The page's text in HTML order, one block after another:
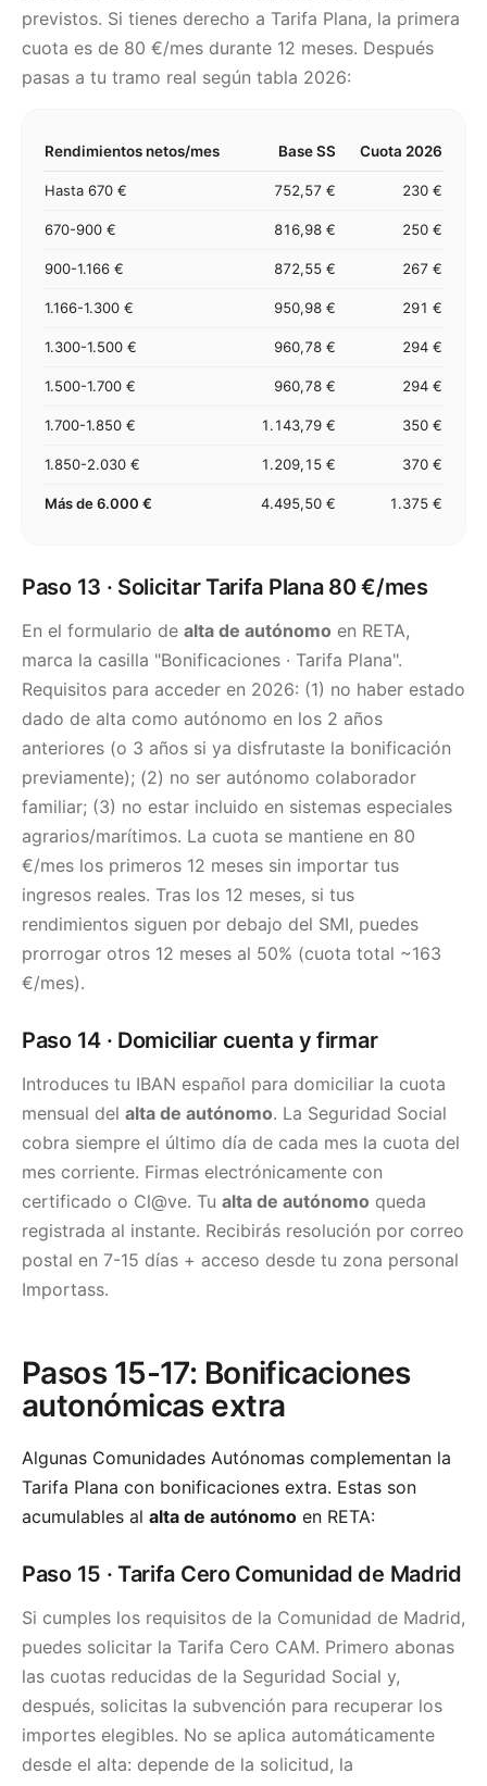
previstos. Si tienes derecho a Tarifa Plana, la primera
cuota es de 80 €/mes durante 12 meses. Después
pasas a tu tramo real según tabla 2026:
Rendimientos netos/mes Base SS Cuota 2026
Hasta 670 € 752,57 € 230 €
670-900 € 816,98 € 250 €
900-1.166 € 872,55 € 267 €
1.166-1.300 € 950,98 € 291 €
1.300-1.500 € 960,78 € 294 €
1.500-1.700 € 960,78 € 294 €
1.700-1.850 € 1.143,79 € 350 €
1.850-2.030 € 1.209,15 € 370 €
Más de 6.000 € 4.495,50 € 1.375 €
Paso 13 · Solicitar Tarifa Plana 80 €/mes
En el formulario de alta de autónomo en RETA,
marca la casilla "Bonificaciones · Tarifa Plana".
Requisitos para acceder en 2026: (1) no haber estado
dado de alta como autónomo en los 2 años
anteriores (o 3 años si ya disfrutaste la bonificación
previamente); (2) no ser autónomo colaborador
familiar; (3) no estar incluido en sistemas especiales
agrarios/marítimos. La cuota se mantiene en 80
€/mes los primeros 12 meses sin importar tus
ingresos reales. Tras los 12 meses, si tus
rendimientos siguen por debajo del SMI, puedes
prorrogar otros 12 meses al 50% (cuota total ~163
€/mes).
Paso 14 · Domiciliar cuenta y firmar
Introduces tu IBAN español para domiciliar la cuota
mensual del alta de autónomo. La Seguridad Social
cobra siempre el último día de cada mes la cuota del
mes corriente. Firmas electrónicamente con
certificado o Cl@ve. Tu alta de autónomo queda
registrada al instante. Recibirás resolución por correo
postal en 7-15 días + acceso desde tu zona personal
Importass.
Pasos 15-17: Bonificaciones
autonómicas extra
Algunas Comunidades Autónomas complementan la
Tarifa Plana con bonificaciones extra. Estas son
acumulables al alta de autónomo en RETA:
Paso 15 · Tarifa Cero Comunidad de Madrid
Si cumples los requisitos de la Comunidad de Madrid,
puedes solicitar la Tarifa Cero CAM. Primero abonas
las cuotas reducidas de la Seguridad Social y,
después, solicitas la subvención para recuperar los
importes elegibles. No se aplica automáticamente
desde el alta: depende de la solicitud, la